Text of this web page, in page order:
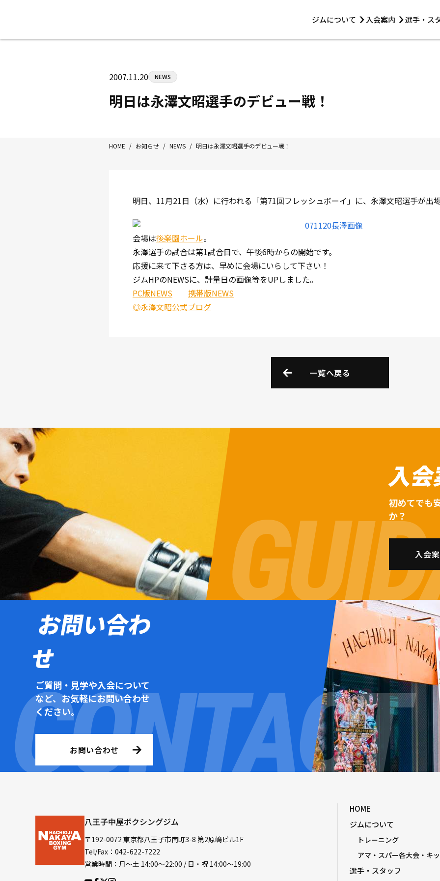
ジムについて 入会案内 選手・ス
Tel/Fax：042-622-7222
2007.11.20 NEWS
明日は永澤文昭選手のデビュー戦！
HOME / お知らせ / NEWS / 明日は永澤文昭選手のデビュー戦！
明日、11月21日（水）に行われる「第71回フレッシュボーイ」に、永澤文昭選手が出
会場は後楽園ホール。
永澤選手の試合は第1試合目で、午後6時からの開始です。
応援に来て下さる方は、早めに会場にいらして下さい！
ジムHPのNEWSに、計量日の画像等をUPしました。
PC版NEWS
携帯版NEWS
◎永澤文昭公式ブログ
一覧へ戻る
入
初めてでも
か？
入会
お問い合わ
せ
ご質問・見学や入会について
など、お気軽にお問い合わせ
ください。
お問い合わせ
八王子中屋ボクシングジム
〒192-0072 東京都八王子市南町3-8 第2原嶋ビル1F
Tel/Fax：042-622-7222
営業時間：月〜土 14:00〜22:00 / 日・祝 14:00〜19:00
HOME
ジムについて
トレーニング
アマ・スパー各大会・キ
選手・スタッフ